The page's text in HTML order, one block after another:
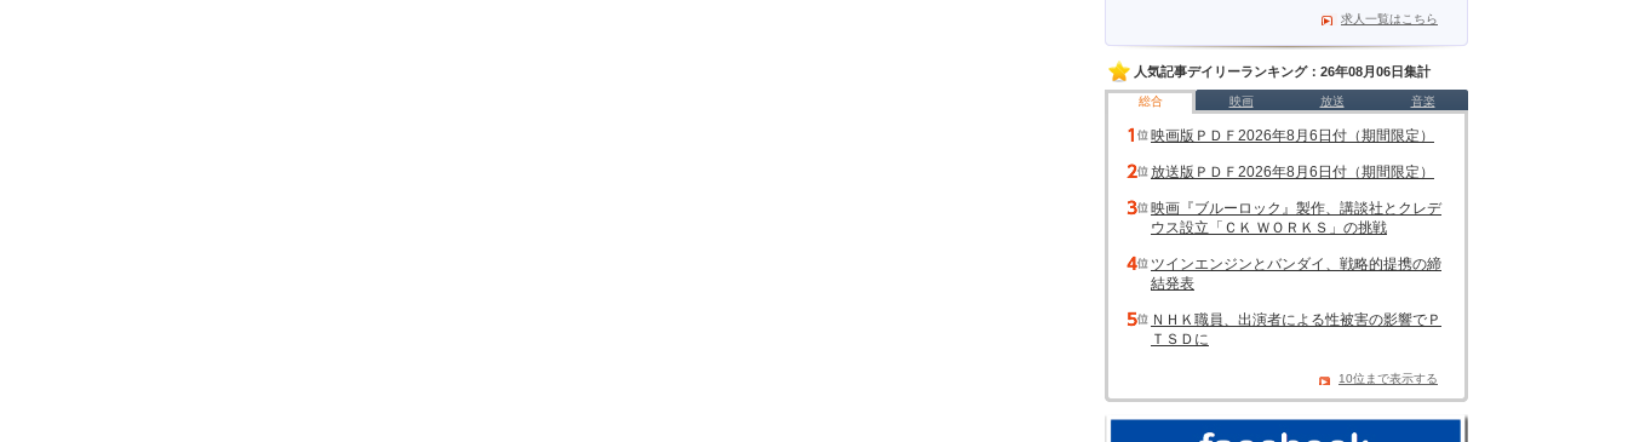
求人一覧はこちら
人気記事デイリーランキング：26年08月06日集計
総合 映画 放送 音楽
映画版ＰＤＦ2026年8月6日付（期間限定）
放送版ＰＤＦ2026年8月6日付（期間限定）
映画『ブルーロック』製作、講談社とクレデ
ウス設立「ＣＫ ＷＯＲＫＳ」の挑戦
ツインエンジンとバンダイ、戦略的提携の締
結発表
ＮＨＫ職員、出演者による性被害の影響でＰ
ＴＳＤに
10位まで表示する